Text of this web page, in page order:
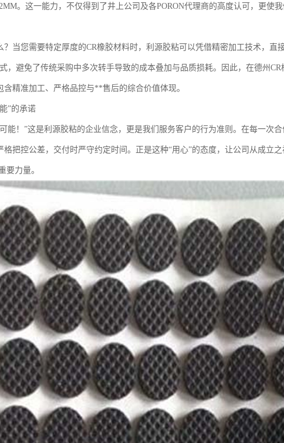
。这一能力，不仅得到了井上公司及各PORON代理商的高度认可，更使
？当您需要特定厚度的CR橡胶材料时，利源胶粘可以凭借精密加工技术，直
，避免了传统采购中多次转手导致的成本叠加与品质损耗。因此，在德州
精准加工、严格品控与**售后的综合价值体现。
”的承诺
能！”这是利源胶粘的企业信念，更是我们服务客户的行为准则。在每一次
把控公差，交付时严守约定时间。正是这种“用心”的态度，让公司从成立
要力量。